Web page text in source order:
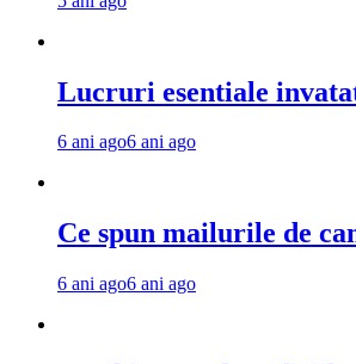
Lucruri esentiale
6 ani ago6 ani ago
Ce spun mailurile de
6 ani ago6 ani ago